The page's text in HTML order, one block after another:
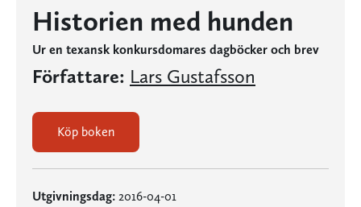
Historien med hunden
Ur en texansk konkursdomares dagböcker och brev
Författare: Lars Gustafsson
Köp boken
Utgivningsdag: 2016-04-01